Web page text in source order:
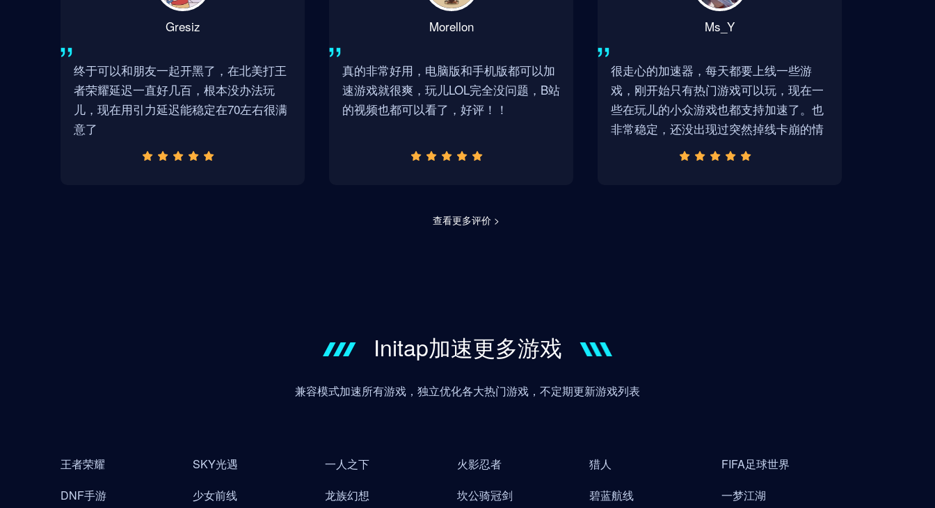
Gresiz
终于可以和朋友一起开黑了，在北美打王
者荣耀延迟一直好几百，根本没办法玩
儿，现在用引力延迟能稳定在70左右很满
意了
Morellon
真的非常好用，电脑版和手机版都可以加
速游戏就很爽，玩儿LOL完全没问题，B站
的视频也都可以看了，好评！！
Ms_Y
很走心的加速器，每天都要上线一些游
戏，刚开始只有热门游戏可以玩，现在一
些在玩儿的小众游戏也都支持加速了。也
非常稳定，还没出现过突然掉线卡崩的情
查看更多评价 >
Initap加速更多游戏
兼容模式加速所有游戏，独立优化各大热门游戏，不定期更新游戏列表
王者荣耀 SKY光遇 一人之下 火影忍者 猎人
FIFA足球世界
DNF手游
少女前线 龙族幻想 坎公骑冠剑 碧蓝航线 一梦江湖